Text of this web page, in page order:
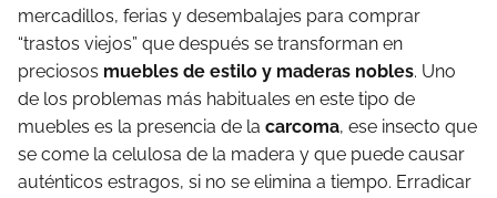
mercadillos, ferias y desembalajes para comprar
“trastos viejos” que después se transforman en
preciosos muebles de estilo y maderas nobles. Uno
de los problemas más habituales en este tipo de
muebles es la presencia de la carcoma, ese insecto que
se come la celulosa de la madera y que puede causar
auténticos estragos, si no se elimina a tiempo. Erradicar